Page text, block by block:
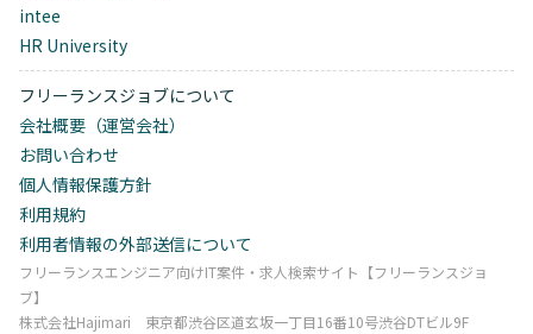
intee
HR University
フリーランスジョブについて
会社概要（運営会社）
お問い合わせ
個人情報保護方針
利用規約
利用者情報の外部送信について
フリーランスエンジニア向けIT案件・求人検索サイト【フリーランスジョ
ブ】
株式会社Hajimari 東京都渋谷区道玄坂一丁目16番10号渋谷DTビル9F